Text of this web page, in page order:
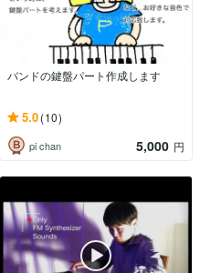
バンドの鍵盤パート作成します
5.0(10)
pi chan 5,000 円